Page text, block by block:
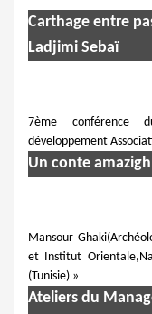
Carthage entre
Ladjimi Sebaï
7ème conférence
développement
Un conte
Mansour
et Institut
(Tunisie) »
Ateliers du